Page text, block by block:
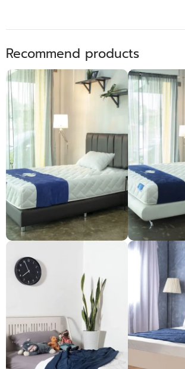
Recommend products
အလျား ၅ ပေ
Pre-order only
Synda မွေ့ယာ -
အလျား ၆ ပေ
Pre-order